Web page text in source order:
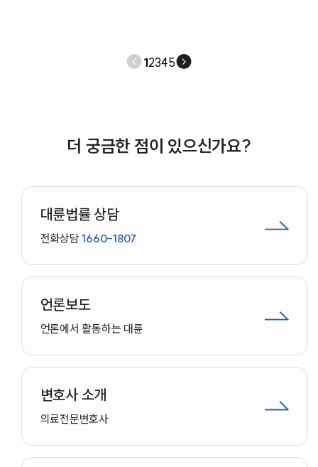
법률 블로그
법률서식
대륜법률상담예약
12345
더 궁금한 점이 있으신가요?
대륜법률 상담
전화상담1660-1807
언론보도
언론에서 활동하는 대륜
변호사 소개
의료전문변호사